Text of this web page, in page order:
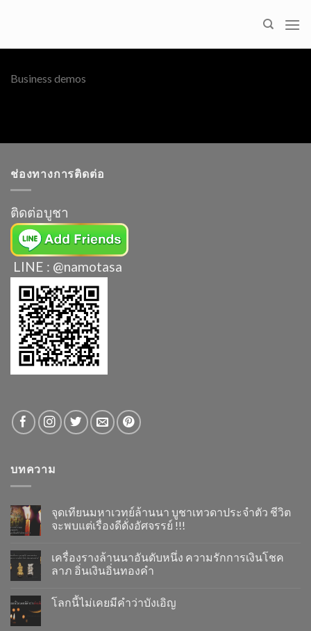
Business demos
ช่องทางการติดต่อ
ติดต่อบูชา
LINE : @namotasa
บทความ
จุดเทียนมหาเวทย์ล้านนา บูชาเทวดาประจำตัว ชีวิต
จะพบแต่เรื่องดีดั่งอัศจรรย์ !!!
เครื่องรางล้านนาอันดับหนึ่ง ความรักการเงินโชค
ลาภ อิ่นเงินอิ่นทองคำ
โลกนี้ไม่เคยมีคำว่าบังเอิญ